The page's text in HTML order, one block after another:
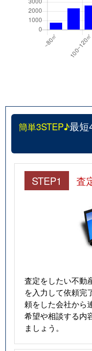
簡単3STEP♪最短
STEP1 査
査定をしたい不動
を入力して依頼完
頼をした会社から
希望や相談する内
ましょう。